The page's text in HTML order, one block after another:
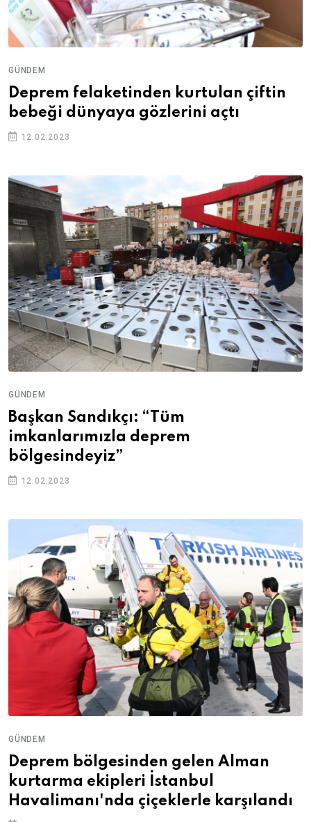
GÜNDEM
Deprem felaketinden kurtulan çiftin
bebeği dünyaya gözlerini açtı
12.02.2023
GÜNDEM
Başkan Sandıkçı: “Tüm
imkanlarımızla deprem
bölgesindeyiz”
12.02.2023
GÜNDEM
Deprem bölgesinden gelen Alman
kurtarma ekipleri İstanbul
Havalimanı'nda çiçeklerle karşılandı